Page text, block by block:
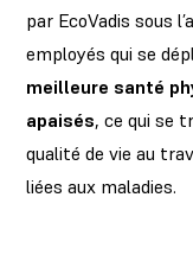
par EcoVadis sous
employés qui se
meilleure santé
apaisés, ce qui se
qualité de vie au
liées aux maladies.